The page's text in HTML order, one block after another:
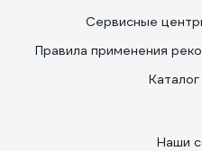
Сервисные
Правила применения
Наши